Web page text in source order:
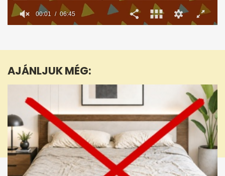
6
45
seconds
00:02 06:45
AJÁNLJUK MÉG: